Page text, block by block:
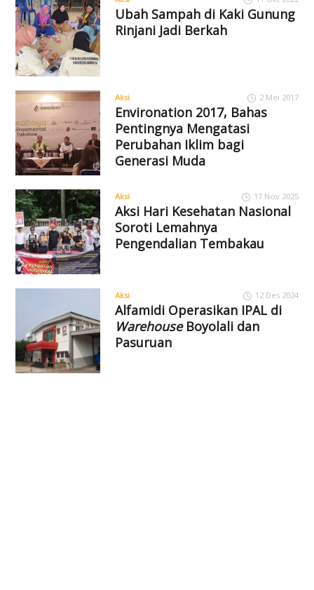
Ubah Sampah di Kaki Gunung
Rinjani Jadi Berkah
Aksi 2 Mei 2017
Environation 2017, Bahas
Pentingnya Mengatasi
Perubahan Iklim bagi
Generasi Muda
Aksi 17 Nov 2025
Aksi Hari Kesehatan Nasional
Soroti Lemahnya
Pengendalian Tembakau
Aksi 12 Des 2024
Alfamidi Operasikan IPAL di
WarehouseBoyolali dan
Pasuruan